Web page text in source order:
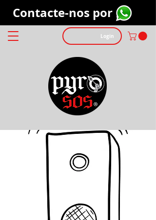
Login
Contacte-nos por